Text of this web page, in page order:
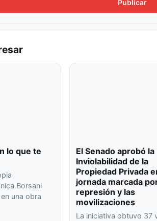
lo que te
Borsani
una obra
El Senado aprobó la
Inviolabilidad de la
Propiedad Privada
jornada marcada
represión y las
movilizaciones
La iniciativa obtuvo 37